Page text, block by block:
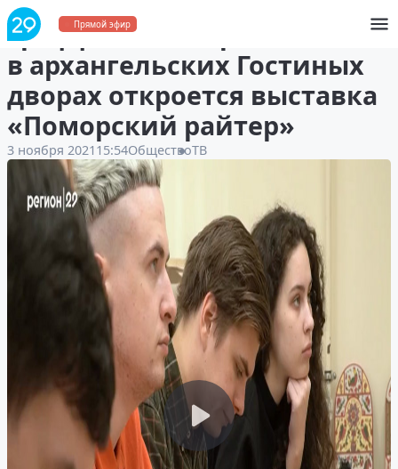
Прямой эфир
Граффити на бересте:
в архангельских Гостиных
дворах откроется выставка
«Поморский райтер»
3 ноября 2021 15:54ОбществоТВ